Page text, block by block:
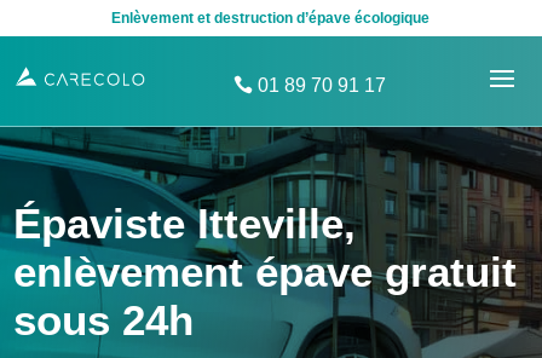
Enlèvement et destruction d’épave écologique
01 89 70 91 17
Épaviste Itteville,
enlèvement épave gratuit
sous 24h